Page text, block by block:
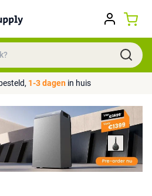
1-3 dagen in huis